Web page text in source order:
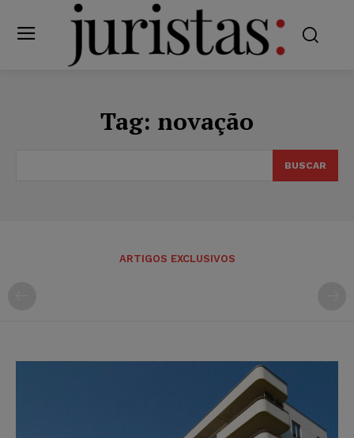
Tag: novação
BUSCAR
ARTIGOS EXCLUSIVOS